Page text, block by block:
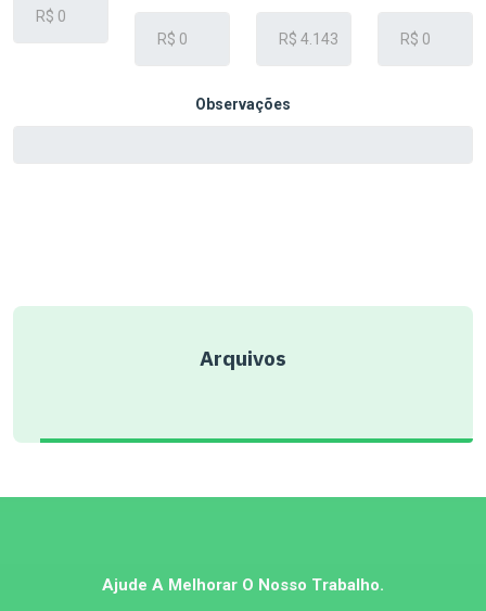
Arquivos
Observações
Ajude A Melhorar O Nosso Trabalho.